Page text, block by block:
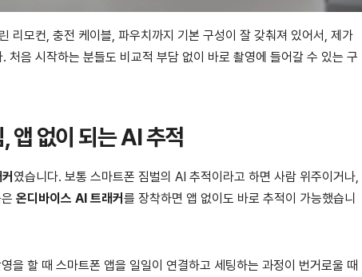
리모컨, 충전 케이블, 파우치까지 기본 구성이 잘 갖춰져 있어서, 제가
음 시작하는 분들도 비교적 부담 없이 바로 촬영에 들어갈 수 있는 구
없이 되는 AI 추적
였습니다. 보통 스마트폰 짐벌의 AI 추적이라고 하면 사람 위주이거나,
온디바이스 AI 트래커 를 장착하면 앱 없이도 바로 추적이 가능했습니
을 할 때 스마트폰 앱을 일일이 연결하고 세팅하는 과정이 번거로울 때